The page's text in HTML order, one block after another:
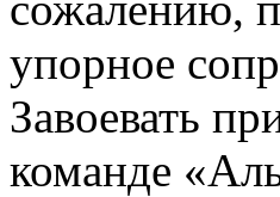
упорное
Завоевать
команде